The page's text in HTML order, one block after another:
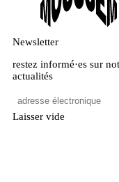
Newsletter
restez informé·es sur
actualités
Laisser vide